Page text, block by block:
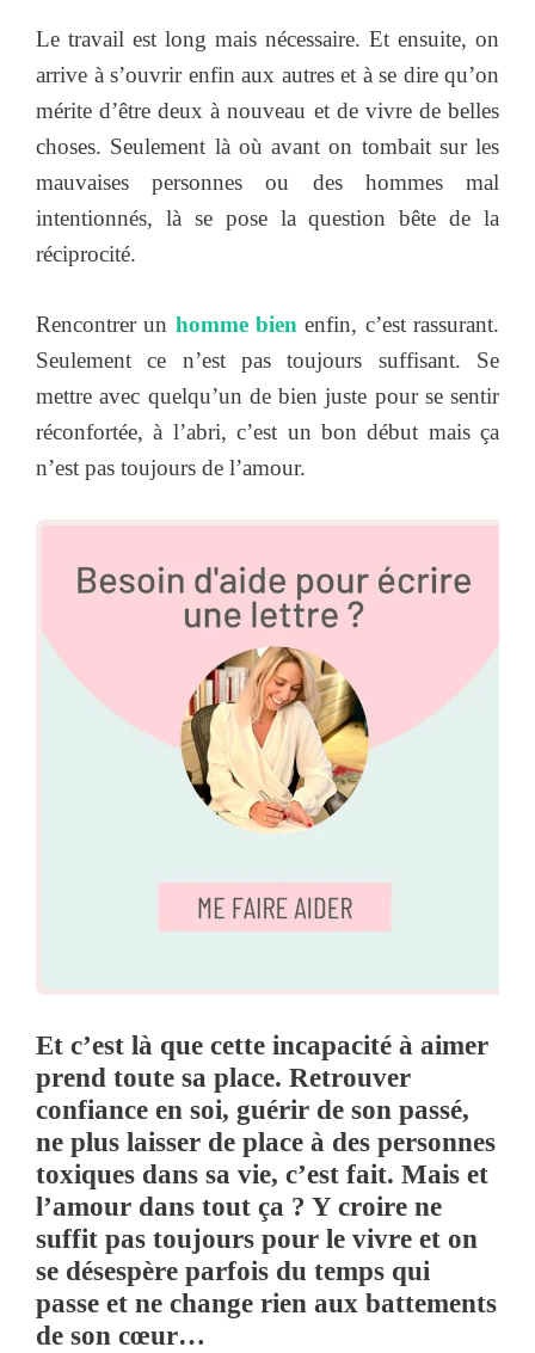
Le travail est long mais nécessaire. Et ensuite, on
arrive à s’ouvrir enfin aux autres et à se dire qu’on
mérite d’être deux à nouveau et de vivre de belles
choses. Seulement là où avant on tombait sur les
mauvaises personnes ou des hommes mal
intentionnés, là se pose la question bête de la
réciprocité.
Rencontrer un homme bien enfin, c’est rassurant.
Seulement ce n’est pas toujours suffisant. Se
mettre avec quelqu’un de bien juste pour se sentir
réconfortée, à l’abri, c’est un bon début mais ça
n’est pas toujours de l’amour.
Et c’est là que cette incapacité à aimer
prend toute sa place. Retrouver
confiance en soi, guérir de son passé,
ne plus laisser de place à des personnes
toxiques dans sa vie, c’est fait. Mais et
l’amour dans tout ça ? Y croire ne
suffit pas toujours pour le vivre et on
se désespère parfois du temps qui
passe et ne change rien aux battements
de son cœur…